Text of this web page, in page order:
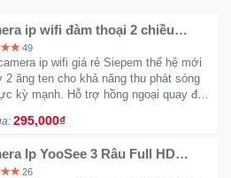
ip wifi đàm thoại 2 chiều
3 ăng ten FullHD 2MP chất
1080
49
ip wifi giá rẻ Siepem thế hệ mới
2 ăng ten cho khả năng thu phát sóng
kỳ mạnh. Hỗ trợ hồng ngoại quay đêm
295,000₫
Ip YooSee 3 Râu Full HD
1296P Tiếng Việt Mới 2022
26